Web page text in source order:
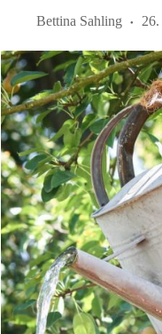
Bettina Sahling